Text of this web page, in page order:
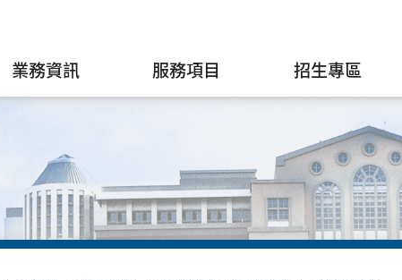
業務資訊 服務項目 招生專區